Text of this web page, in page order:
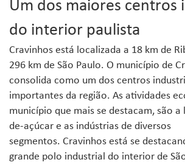
Um dos maiores centros
do interior paulista
Cravinhos está localizada a 18 km de
296 km de São Paulo. O município de
consolida como um dos centros
importantes da região. As atividades
município que mais se destacam, são a
de-açúcar e as indústrias de diversos
segmentos. Cravinhos está se
grande polo industrial do interior de